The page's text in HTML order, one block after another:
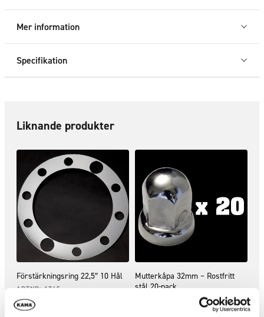
Mer information
Specifikation
Liknande produkter
Förstärkningsring 22,5″ 10 Hål
ARTNR:1765
373,75
Mutterkåpa 32mm – Rostfritt
stål 20-pack